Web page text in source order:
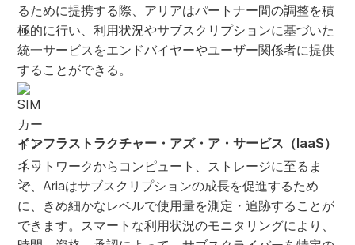
るために提携する際、アリアはパートナー間の調整を積
極的に行い、利用状況やサブスクリプションに基づいた
統一サービスをエンドバイヤーやユーザー関係者に提供
することができる。
インフラストラクチャー・アズ・ア・サービス（IaaS）
ネットワークからコンピュート、ストレージに至るま
で、Ariaはサブスクリプションの成長を促進するため
に、きめ細かなレベルで使用量を測定・追跡することが
できます。スマートな利用状況のモニタリングにより、